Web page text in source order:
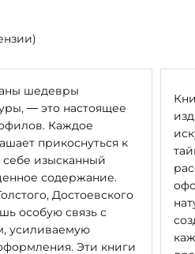
шедевры
— это настоящее
Каждое
прикоснуться к
себе изысканный
содержание.
Достоевского
особую связь с
усиливаемую
Эти книги